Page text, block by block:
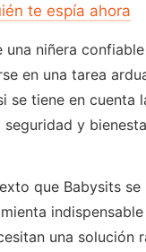
te espía ahora
una niñera
en una tarea
se tiene en cuenta
y
que Babysits se
una solución